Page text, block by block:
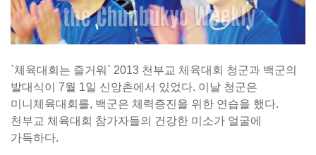
`체육대회는 즐거워` 2013 천부교 체육대회 청군과 백군의
발대식이 7월 1일 신앙촌에서 있었다. 이날 청군은
미니체육대회를, 백군은 체력증진을 위한 연습을 했다.
천부교 체육대회 참가자들의 건강한 미소가 얼굴에
가득하다.